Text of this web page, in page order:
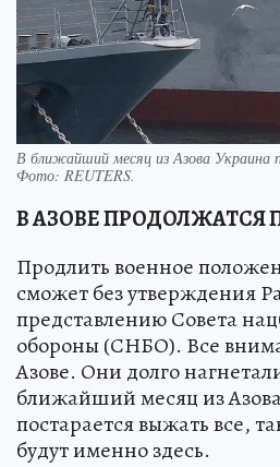
В ближайший месяц из Азова Украина
Фото: REUTERS.
В АЗОВЕ ПРОДОЛЖАТСЯ
Продлить военное
сможет без утверждения
представлению Совета
обороны (СНБО). Все
Азове. Они долго
ближайший месяц из
постарается выжать все,
будут именно здесь.